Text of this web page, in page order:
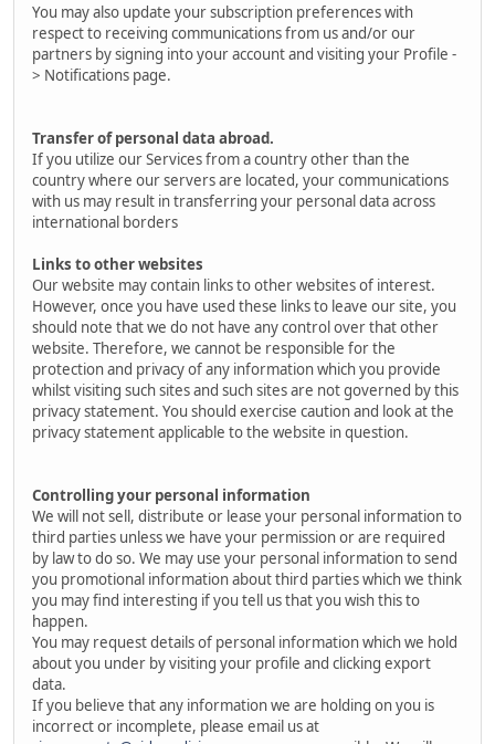
You may also update your subscription preferences with
respect to receiving communications from us and/or our
partners by signing into your account and visiting your Profile -
> Notifications page.
Transfer of personal data abroad.
If you utilize our Services from a country other than the
country where our servers are located, your communications
with us may result in transferring your personal data across
international borders
Links to other websites
Our website may contain links to other websites of interest.
However, once you have used these links to leave our site, you
should note that we do not have any control over that other
website. Therefore, we cannot be responsible for the
protection and privacy of any information which you provide
whilst visiting such sites and such sites are not governed by this
privacy statement. You should exercise caution and look at the
privacy statement applicable to the website in question.
Controlling your personal information
We will not sell, distribute or lease your personal information to
third parties unless we have your permission or are required
by law to do so. We may use your personal information to send
you promotional information about third parties which we think
you may find interesting if you tell us that you wish this to
happen.
You may request details of personal information which we hold
about you under by visiting your profile and clicking export
data.
If you believe that any information we are holding on you is
incorrect or incomplete, please email us at